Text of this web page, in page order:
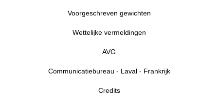
Voorgeschreven gewichten
Wettelijke vermeldingen
AVG
Communicatiebureau - Laval - Frankrijk
Credits